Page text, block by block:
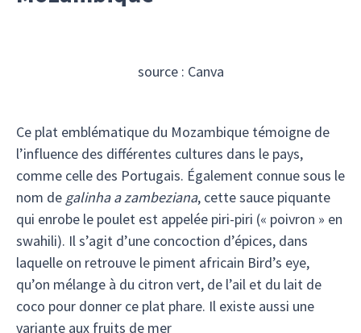
source : Canva
Ce plat emblématique du Mozambique témoigne de
l’influence des différentes cultures dans le pays,
comme celle des Portugais. Également connue sous le
nom de galinha a zambeziana, cette sauce piquante
qui enrobe le poulet est appelée piri-piri (« poivron » en
swahili). Il s’agit d’une concoction d’épices, dans
laquelle on retrouve le piment africain Bird’s eye,
qu’on mélange à du citron vert, de l’ail et du lait de
coco pour donner ce plat phare. Il existe aussi une
variante aux fruits de mer